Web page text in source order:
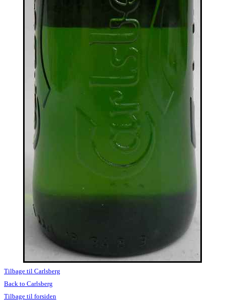
Tilbage til Carlsberg
Back to Carlsberg
Tilbage til forsiden